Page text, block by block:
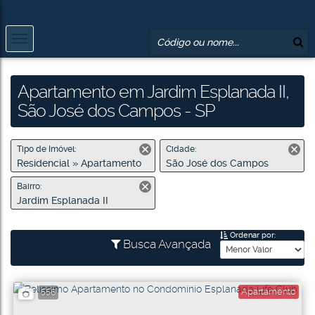
Apartamento em Jardim Esplanada II,
São José dos Campos - SP
Tipo de Imóvel:
Residencial » Apartamento
Cidade:
São José dos Campos
Bairro:
Jardim Esplanada II
Busca Avançada
Ordenar por:
556 Apartamento